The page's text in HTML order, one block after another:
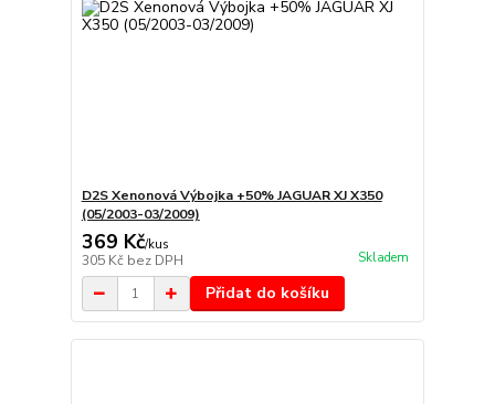
D2S Xenonová Výbojka +50% JAGUAR XJ X350
(05/2003-03/2009)
369 Kč/kus
305 Kč bez DPH Skladem
Přidat do košíku